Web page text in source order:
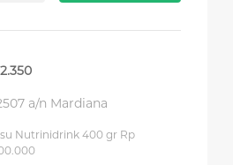
a/n Mardiana
Nutrinidrink 400 gr Rp